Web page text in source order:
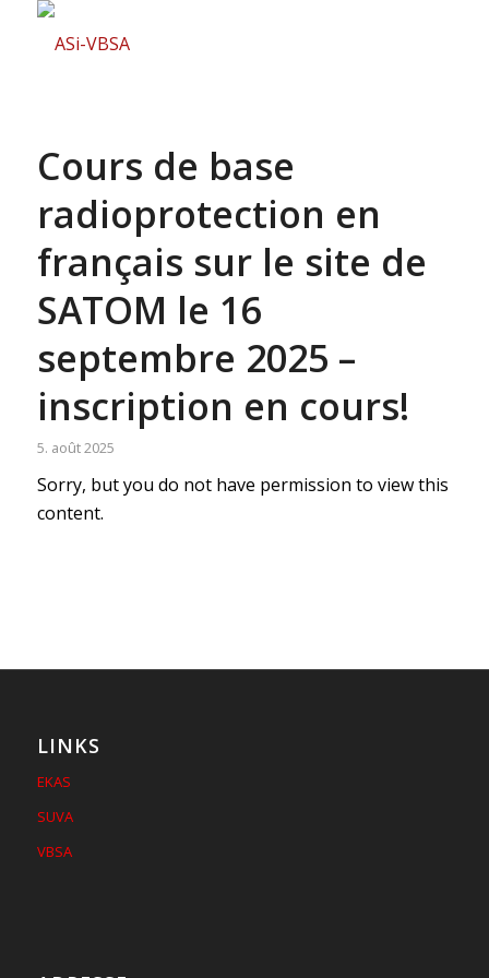
Cours de base
radioprotection en
français sur le site de
SATOM le 16
septembre 2025 –
inscription en cours!
5. août 2025
Sorry, but you do not have permission to view this
content.
LINKS
EKAS
SUVA
VBSA